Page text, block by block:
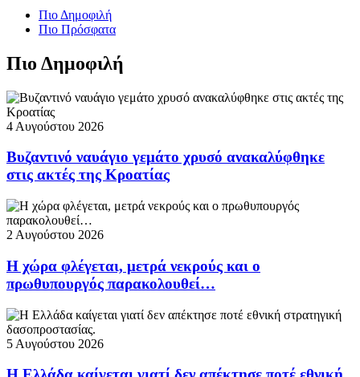
Πιο Δημοφιλή
Πιο Πρόσφατα
Πιο Δημοφιλή
4 Αυγούστου 2026
Βυζαντινό ναυάγιο γεμάτο χρυσό ανακαλύφθηκε
στις ακτές της Κροατίας
2 Αυγούστου 2026
Η χώρα φλέγεται, μετρά νεκρούς και ο
πρωθυπουργός παρακολουθεί…
5 Αυγούστου 2026